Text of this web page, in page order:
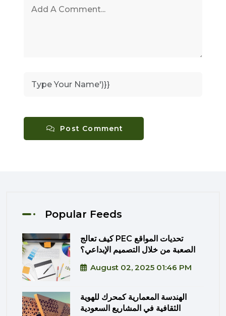
Post Comment
Popular Feeds
كيف تعالج PEC تحديات المواقع
الصعبة من خلال التصميم الإبداعي؟
August 02, 2025 01:46 PM
الهندسة المعمارية كمحرك للهوية
الثقافية في المشاريع السعودية